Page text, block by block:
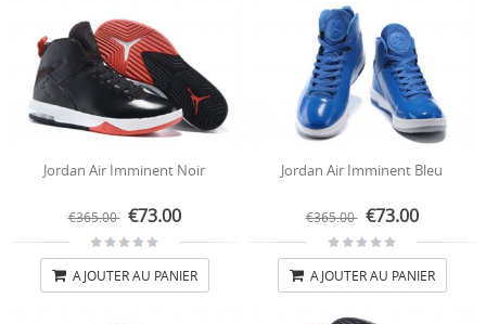
Jordan Air Imminent Noir
€365.00 €73.00
AJOUTER AU PANIER
Jordan Air Imminent Bleu
€365.00 €73.00
AJOUTER AU PANIER